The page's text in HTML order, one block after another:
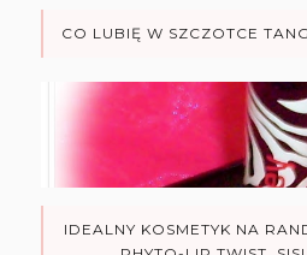
CO LUBIĘ W SZCZOTCE
IDEALNY KOSMETYK NA